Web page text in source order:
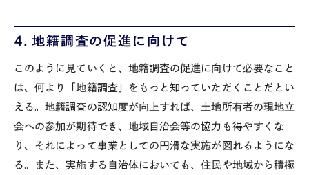
４．地籍調査の促進に向けて
このように見ていくと、地籍調査の促進に向けて必要なこと
は、何より「地籍調査」をもっと知っていただくことだとい
える。地籍調査の認知度が向上すれば、土地所有者の現地立
会への参加が期待でき、地域自治会等の協力も得やすくな
り、それによって事業としての円滑な実施が図れるようにな
る。また、実施する自治体においても、住民や地域から積極